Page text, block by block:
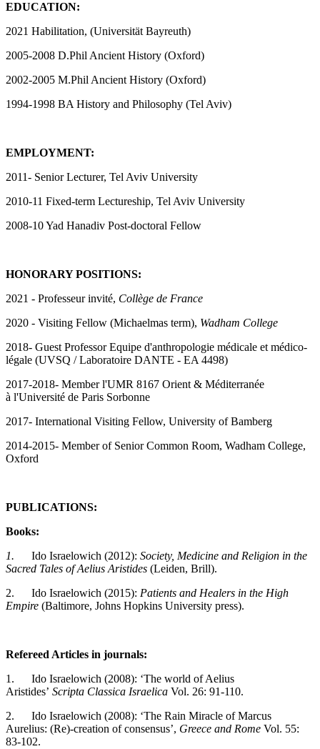
EDUCATION:
2021 Habilitation, (Universität Bayreuth)
2005-2008 D.Phil Ancient History (Oxford)
2002-2005 M.Phil Ancient History (Oxford)
1994-1998 BA History and Philosophy (Tel Aviv)
EMPLOYMENT:
2011- Senior Lecturer, Tel Aviv University
2010-11 Fixed-term Lectureship, Tel Aviv University
2008-10 Yad Hanadiv Post-doctoral Fellow
HONORARY POSITIONS:
2021 - Professeur invité, Collège de France
2020 - Visiting Fellow (Michaelmas term), Wadham College
2018- Guest Professor Equipe d'anthropologie médicale et médico-
légale (UVSQ / Laboratoire DANTE - EA 4498)
2017-2018- Member l'UMR 8167 Orient & Méditerranée
à l'Université de Paris Sorbonne
2017- International Visiting Fellow, University of Bamberg
2014-2015- Member of Senior Common Room, Wadham College,
Oxford
PUBLICATIONS:
Books:
1. Ido Israelowich (2012): Society, Medicine and Religion in the
Sacred Tales of Aelius Aristides (Leiden, Brill).
2. Ido Israelowich (2015): Patients and Healers in the High
Empire (Baltimore, Johns Hopkins University press).
Refereed Articles in journals:
1. Ido Israelowich (2008): ‘The world of Aelius
Aristides’ Scripta Classica Israelica Vol. 26: 91-110.
2. Ido Israelowich (2008): ‘The Rain Miracle of Marcus
Aurelius: (Re)-creation of consensus’, Greece and Rome Vol. 55:
83-102.